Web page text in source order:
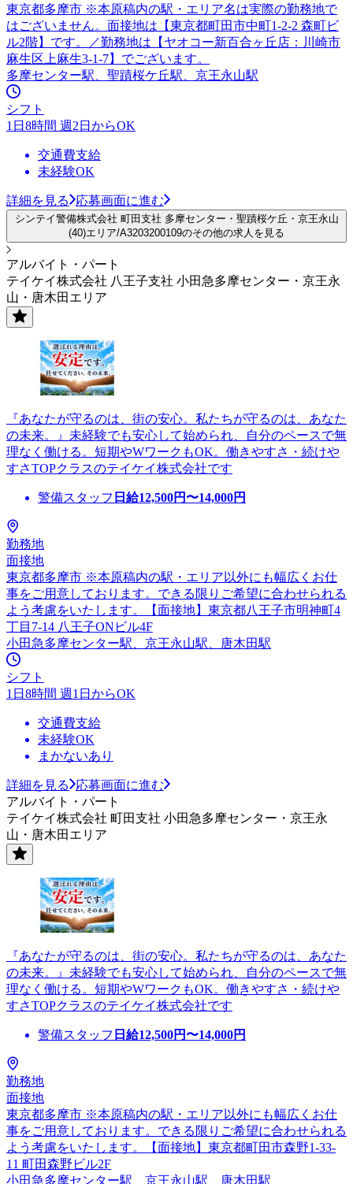
東京都多摩市 ※本原稿内の駅・エリア名は実際の勤務地で
はございません。面接地は【東京都町田市中町1-2-2 森町ビ
ル2階】です。／勤務地は【ヤオコー新百合ヶ丘店：川崎市
麻生区上麻生3-1-7】でございます。
多摩センター駅、聖蹟桜ケ丘駅、京王永山駅
シフト
1日8時間 週2日からOK
交通費支給
未経験OK
詳細を見る 応募画面に進む
シンテイ警備株式会社 町田支社 多摩センター・聖蹟桜ケ丘・京王永山
(40)エリア/A3203200109のその他の求人を見る
アルバイト・パート
テイケイ株式会社 八王子支社 小田急多摩センター・京王永
山・唐木田エリア
『あなたが守るのは、街の安心。私たちが守るのは、あなた
の未来。』未経験でも安心して始められ、自分のペースで無
理なく働ける。短期やWワークもOK。働きやすさ・続けや
すさTOPクラスのテイケイ株式会社です
警備スタッフ 日給12,500円〜14,000円
勤務地
面接地
東京都多摩市 ※本原稿内の駅・エリア以外にも幅広くお仕
事をご用意しております。できる限りご希望に合わせられる
よう考慮をいたします。【面接地】東京都八王子市明神町4
丁目7-14 八王子ONビル4F
小田急多摩センター駅、京王永山駅、唐木田駅
シフト
1日8時間 週1日からOK
交通費支給
未経験OK
まかないあり
詳細を見る
応募画面に進む
アルバイト・パート
テイケイ株式会社 町田支社 小田急多摩センター・京王永
山・唐木田エリア
『あなたが守るのは、街の安心。私たちが守るのは、あなた
の未来。』未経験でも安心して始められ、自分のペースで無
理なく働ける。短期やWワークもOK。働きやすさ・続けや
すさTOPクラスのテイケイ株式会社です
警備スタッフ 日給12,500円〜14,000円
勤務地
面接地
東京都多摩市 ※本原稿内の駅・エリア以外にも幅広くお仕
事をご用意しております。できる限りご希望に合わせられる
よう考慮をいたします。【面接地】東京都町田市森野1-33-
11 町田森野ビル2F
小田急多摩センター駅、京王永山駅、唐木田駅